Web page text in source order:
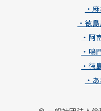
・
・徳
・阿
・鳴
・徳
・